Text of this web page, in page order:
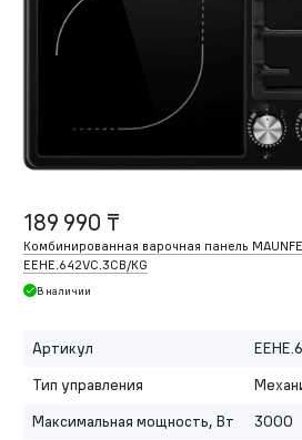
189 990 ₸
Комбинированная варочная панель
EEHE.642VC.3CB/KG
В наличии
Артикул
Тип управления
Максимальная мощность, Вт
3000